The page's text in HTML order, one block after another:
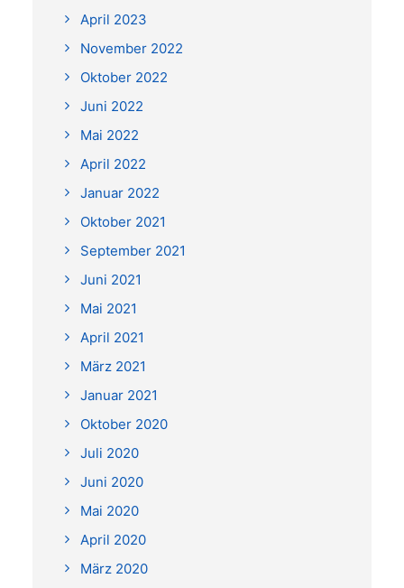
April 2023
November 2022
Oktober 2022
Juni 2022
Mai 2022
April 2022
Januar 2022
Oktober 2021
September 2021
Juni 2021
Mai 2021
April 2021
März 2021
Januar 2021
Oktober 2020
Juli 2020
Juni 2020
Mai 2020
April 2020
März 2020